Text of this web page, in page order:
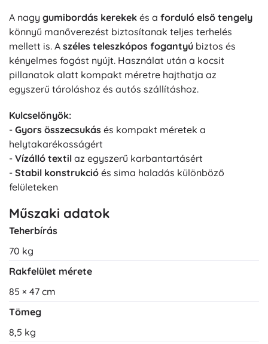
A nagy gumibordás kerekek és a forduló első tengely
könnyű manőverezést biztosítanak teljes terhelés
mellett is. A széles teleszkópos fogantyú biztos és
kényelmes fogást nyújt. Használat után a kocsit
pillanatok alatt kompakt méretre hajthatja az
egyszerű tároláshoz és autós szállításhoz.
Kulcselőnyök:
- Gyors összecsukás és kompakt méretek a
helytakarékosságért
- Vízálló textil az egyszerű karbantartásért
- Stabil konstrukció és sima haladás különböző
felületeken
Műszaki adatok
Teherbírás
70 kg
Rakfelület mérete
85 × 47 cm
Tömeg
8,5 kg